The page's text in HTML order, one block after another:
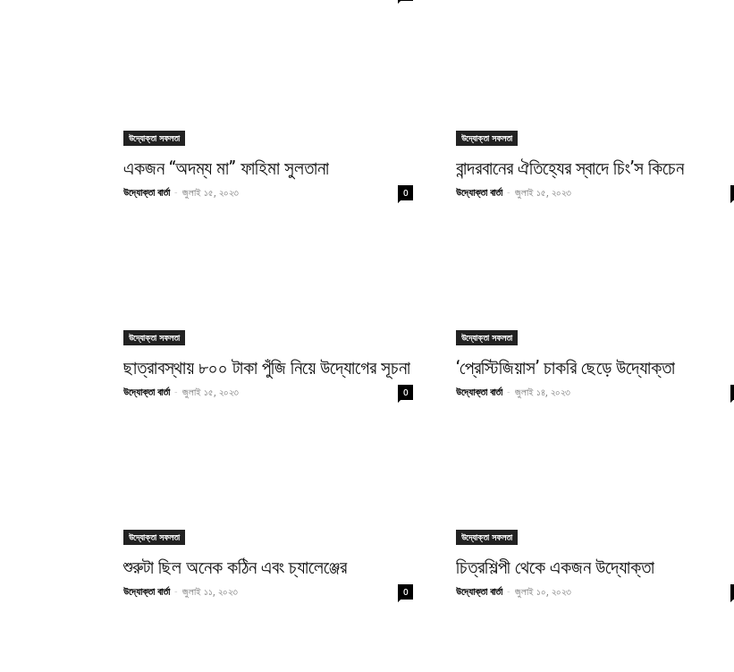
উদ্যোক্তা সফলতা
একজন “অদম্য মা” ফাহিমা সুলতানা
উদ্যোক্তা বার্তা - জুলাই ১৫, ২০২৩ 0
উদ্যোক্তা সফলতা
বান্দরবানের ঐতিহ্যের স্বাদে চিং’স কিচেন
উদ্যোক্তা বার্তা - জুলাই ১৫, ২০২৩
উদ্যোক্তা সফলতা
ছাত্রাবস্থায় ৮০০ টাকা পুঁজি নিয়ে উদ্যোগের সূচনা
উদ্যোক্তা বার্তা - জুলাই ১৫, ২০২৩ 0
উদ্যোক্তা সফলতা
‘প্রেস্টিজিয়াস’ চাকরি ছেড়ে উদ্যোক্তা
উদ্যোক্তা বার্তা - জুলাই ১৪, ২০২৩
উদ্যোক্তা সফলতা
শুরুটা ছিল অনেক কঠিন এবং চ্যালেঞ্জের
উদ্যোক্তা বার্তা - জুলাই ১১, ২০২৩ 0
উদ্যোক্তা সফলতা
চিত্রশিল্পী থেকে একজন উদ্যোক্তা
উদ্যোক্তা বার্তা - জুলাই ১০, ২০২৩